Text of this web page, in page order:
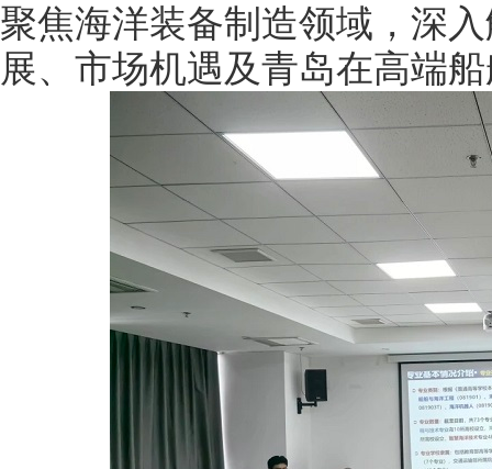
聚焦海洋装备制造领域，深
展、市场机遇及青岛在高端